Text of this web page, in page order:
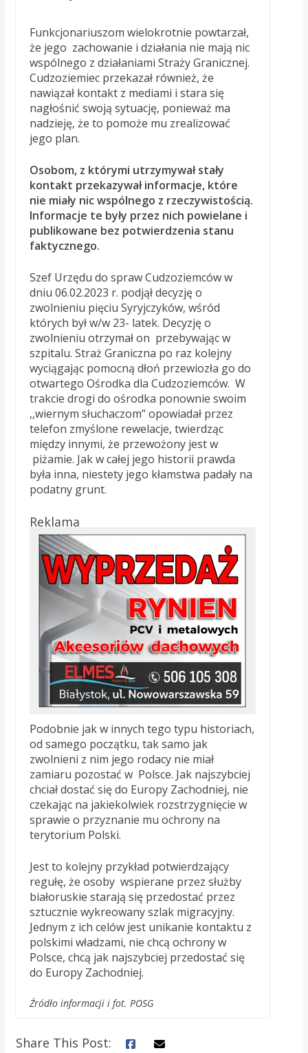
Funkcjonariuszom wielokrotnie powtarzał,
że jego zachowanie i działania nie mają nic
wspólnego z działaniami Straży Granicznej.
Cudzoziemiec przekazał również, że
nawiązał kontakt z mediami i stara się
nagłośnić swoją sytuację, ponieważ ma
nadzieję, że to pomoże mu zrealizować
jego plan.
Osobom, z którymi utrzymywał stały
kontakt przekazywał informacje, które
nie miały nic wspólnego z rzeczywistością.
Informacje te były przez nich powielane i
publikowane bez potwierdzenia stanu
faktycznego.
Szef Urzędu do spraw Cudzoziemców w
dniu 06.02.2023 r. podjął decyzję o
zwolnieniu pięciu Syryjczyków, wśród
których był w/w 23- latek. Decyzję o
zwolnieniu otrzymał on przebywając w
szpitalu. Straż Graniczna po raz kolejny
wyciągając pomocną dłoń przewiozła go do
otwartego Ośrodka dla Cudzoziemców. W
trakcie drogi do ośrodka ponownie swoim
,,wiernym słuchaczom” opowiadał przez
telefon zmyślone rewelacje, twierdząc
między innymi, że przewożony jest w
piżamie. Jak w całej jego historii prawda
była inna, niestety jego kłamstwa padały na
podatny grunt.
Reklama
Podobnie jak w innych tego typu historiach,
od samego początku, tak samo jak
zwolnieni z nim jego rodacy nie miał
zamiaru pozostać w Polsce. Jak najszybciej
chciał dostać się do Europy Zachodniej, nie
czekając na jakiekolwiek rozstrzygnięcie w
sprawie o przyznanie mu ochrony na
terytorium Polski.
Jest to kolejny przykład potwierdzający
regułę, że osoby wspierane przez służby
białoruskie starają się przedostać przez
sztucznie wykreowany szlak migracyjny.
Jednym z ich celów jest unikanie kontaktu z
polskimi władzami, nie chcą ochrony w
Polsce, chcą jak najszybciej przedostać się
do Europy Zachodniej.
Źródło informacji i fot. POSG
Share This Post: